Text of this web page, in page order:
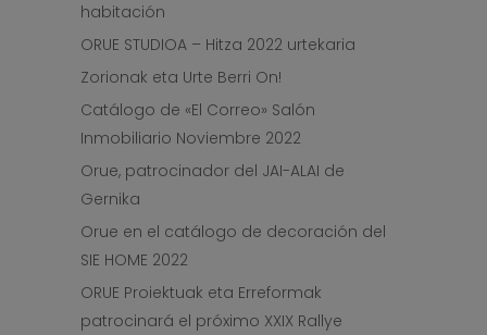
habitación
ORUE STUDIOA – Hitza 2022 urtekaria
Zorionak eta Urte Berri On!
Catálogo de «El Correo» Salón
Inmobiliario Noviembre 2022
Orue, patrocinador del JAI-ALAI de
Gernika
Orue en el catálogo de decoración del
SIE HOME 2022
ORUE Proiektuak eta Erreformak
patrocinará el próximo XXIX Rallye